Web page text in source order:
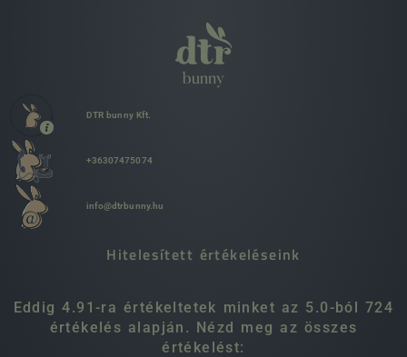
DTR bunny Kft.
+36307475074
info@dtrbunny.hu
Hitelesített értékeléseink
Eddig 4.91-ra értékeltetek minket az 5.0-ból 724
értékelés alapján. Nézd meg az összes
értékelést: